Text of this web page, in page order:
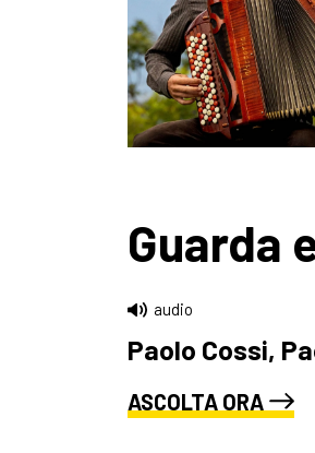
Guarda
audio
Paolo Cossi,
ASCOLTA ORA